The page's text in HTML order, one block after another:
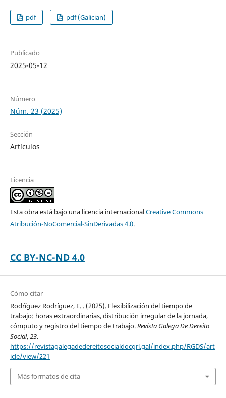
pdf pdf (Galician)
Publicado
2025-05-12
Número
Núm. 23 (2025)
Sección
Artículos
Licencia
Esta obra está bajo una licencia internacionalCreative Commons
Atribución-NoComercial-SinDerivadas 4.0.
CC BY-NC-ND 4.0
Cómo citar
Rod´ríguez Rodríguez, E. . (2025). Flexibilización del tiempo de
trabajo: horas extraordinarias, distribución irregular de la jornada,
cómputo y registro del tiempo de trabajo.Revista Galega De Dereito
Social,23.
https://revistagalegadedereitosocialdocgrl.gal/index.php/RGDS/art
icle/view/221
Más formatos de cita